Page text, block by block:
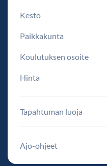
Kesto
Paikkakunta
Koulutuksen osoite
Hinta
Tapahtuman luoja
Ajo-ohjeet